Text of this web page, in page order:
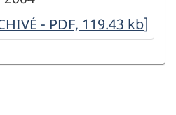
- PDF, 119.43 kb]